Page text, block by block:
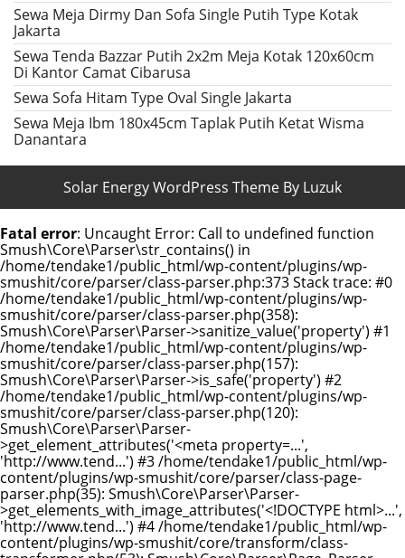
Sewa Meja Dirmy Dan Sofa Single Putih Type Kotak
Jakarta
Sewa Tenda Bazzar Putih 2x2m Meja Kotak 120x60cm
Di Kantor Camat Cibarusa
Sewa Sofa Hitam Type Oval Single Jakarta
Sewa Meja Ibm 180x45cm Taplak Putih Ketat Wisma
Danantara
Solar Energy WordPress Theme By Luzuk
Fatal error: Uncaught Error: Call to undefined function
Smush\Core\Parser\str_contains() in
/home/tendake1/public_html/wp-content/plugins/wp-
smushit/core/parser/class-parser.php:373 Stack trace: #0
/home/tendake1/public_html/wp-content/plugins/wp-
smushit/core/parser/class-parser.php(358):
Smush\Core\Parser\Parser->sanitize_value('property') #1
/home/tendake1/public_html/wp-content/plugins/wp-
smushit/core/parser/class-parser.php(157):
Smush\Core\Parser\Parser->is_safe('property') #2
/home/tendake1/public_html/wp-content/plugins/wp-
smushit/core/parser/class-parser.php(120):
Smush\Core\Parser\Parser-
>get_element_attributes('<meta property=...',
'http://www.tend...') #3 /home/tendake1/public_html/wp-
content/plugins/wp-smushit/core/parser/class-page-
parser.php(35): Smush\Core\Parser\Parser-
>get_elements_with_image_attributes('<!DOCTYPE html>...',
'http://www.tend...') #4 /home/tendake1/public_html/wp-
content/plugins/wp-smushit/core/transform/class-